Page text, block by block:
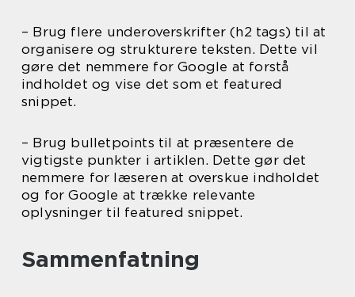
– Brug flere underoverskrifter (h2 tags) til at
organisere og strukturere teksten. Dette vil
gøre det nemmere for Google at forstå
indholdet og vise det som et featured
snippet.
– Brug bulletpoints til at præsentere de
vigtigste punkter i artiklen. Dette gør det
nemmere for læseren at overskue indholdet
og for Google at trække relevante
oplysninger til featured snippet.
Sammenfatning